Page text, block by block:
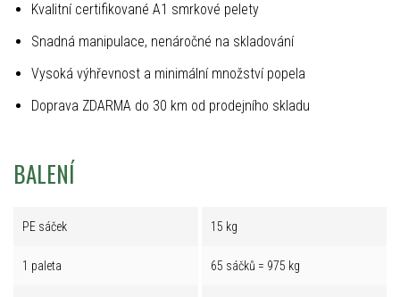
Kvalitní certifikované A1 smrkové pelety
Snadná manipulace, nenáročné na skladování
Vysoká výhřevnost a minimální množství popela
Doprava ZDARMA do 30 km od prodejního skladu
BALENÍ
PE sáček 15 kg
1 paleta 65 sáčků = 975 kg